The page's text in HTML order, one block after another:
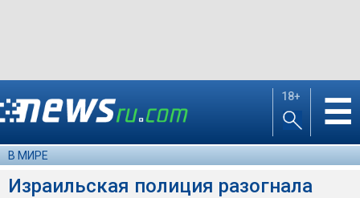
18+ ☰
В МИРЕ
Израильская полиция разогнала